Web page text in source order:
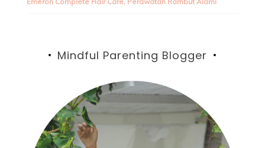
Mindful Parenting Blogger